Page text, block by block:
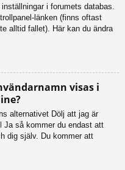
i forumets databas.
länken (finns oftast
alltid fallet). Här kan du ändra
visas i
alternativet Dölj att jag är
Ja så kommer du endast att
dig själv. Du kommer att